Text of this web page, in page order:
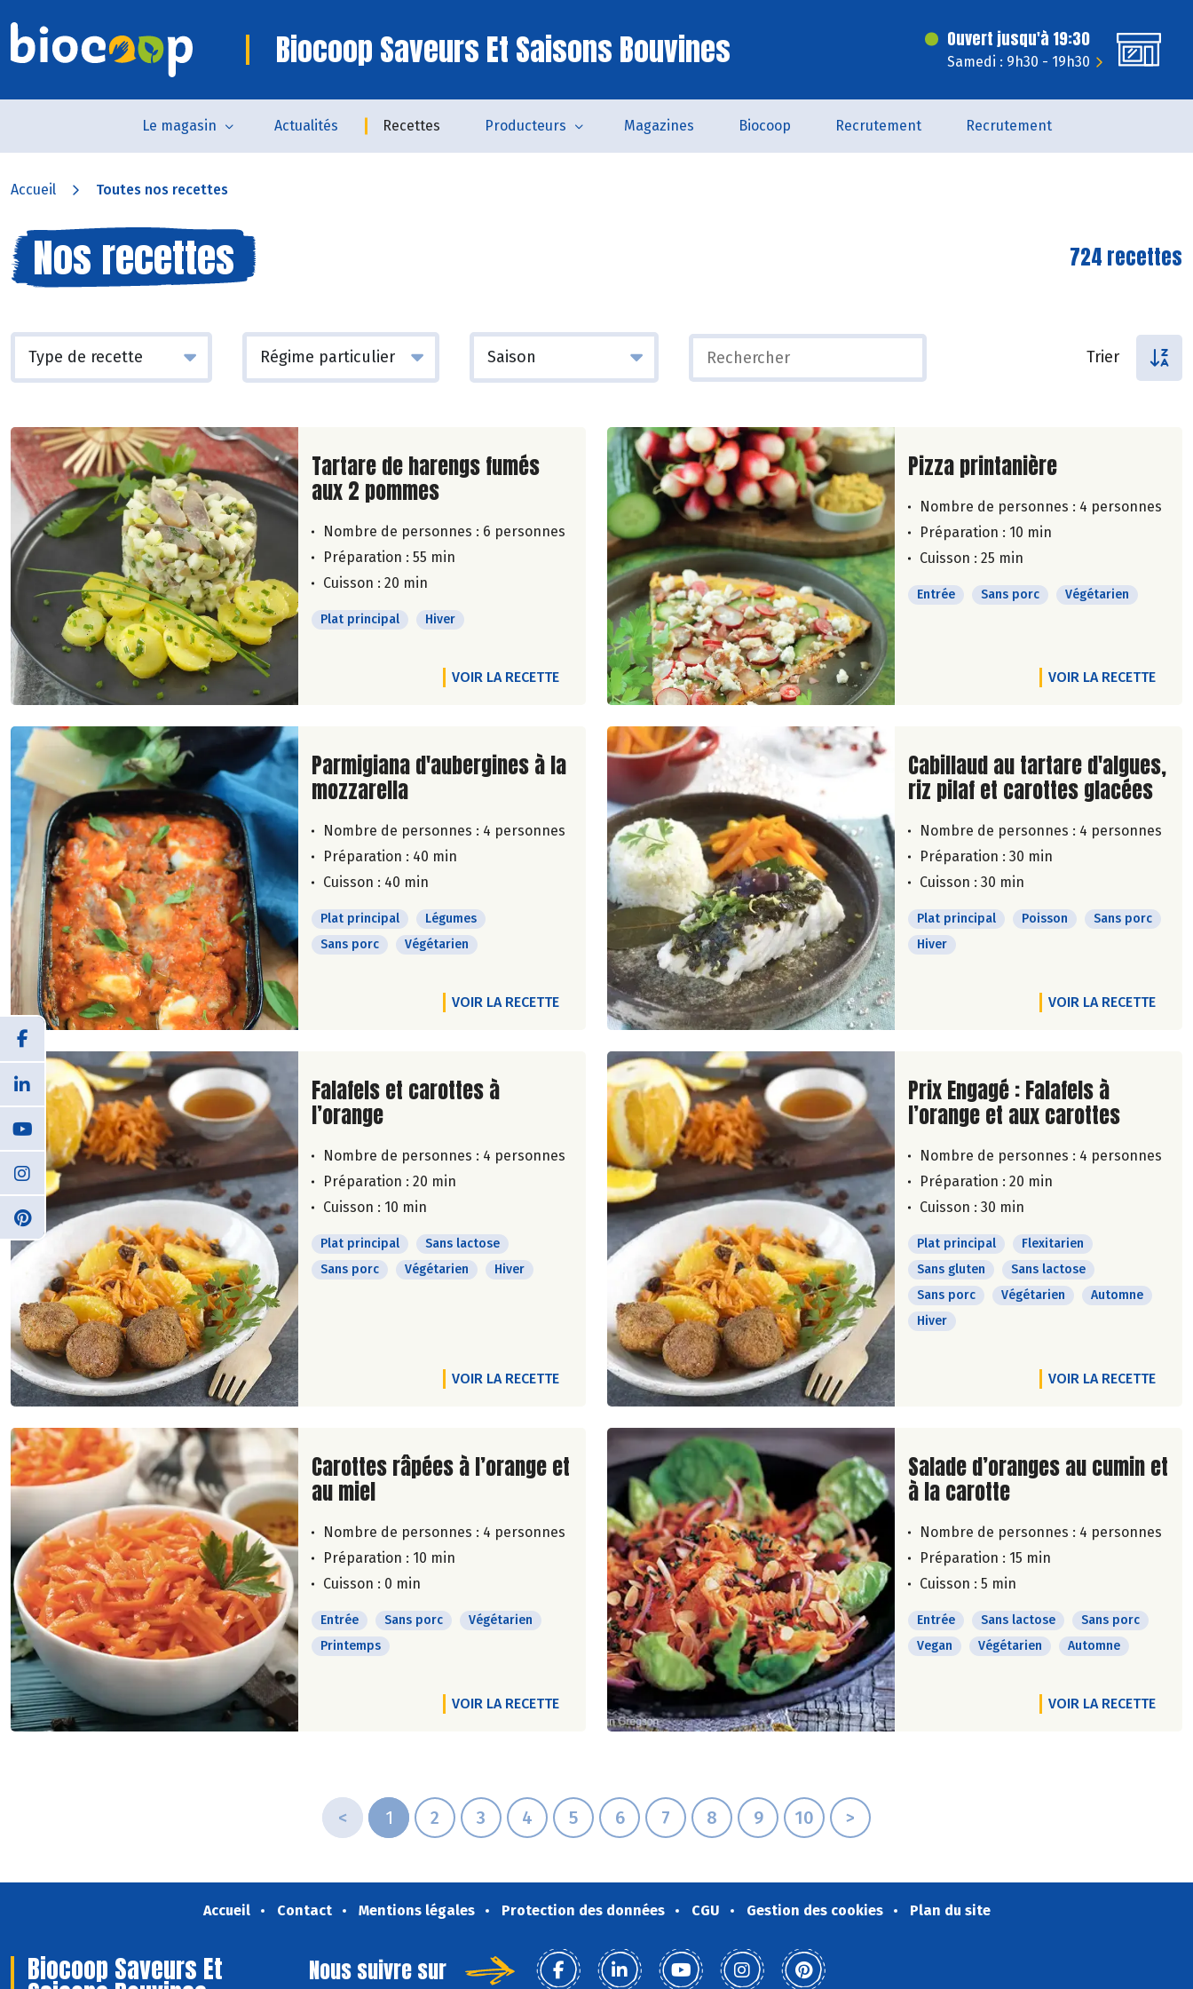
Biocoop Saveurs Et Saisons Bouvines Ouvert jusqu'à 19:30
Samedi : 9h30 - 19h30
Le magasin Actualités Recettes Producteurs Magazines Biocoop Recrutement Recrutement
Accueil Toutes nos recettes
Nos recettes 724 recettes
Trier
Lire la suite de la recette
Tartare de harengs fumés
aux 2 pommes
Nombre de personnes : 6 personnes
Préparation : 55 min
Cuisson : 20 min
Plat principal Hiver
VOIR LA RECETTE
Lire la suite de la recette
Pizza printanière
Nombre de personnes : 4 personnes
Préparation : 10 min
Cuisson : 25 min
Entrée Sans porc Végétarien
VOIR LA RECETTE
Lire la suite de la recette
Parmigiana d'aubergines à la
mozzarella
Nombre de personnes : 4 personnes
Préparation : 40 min
Cuisson : 40 min
Plat principal
Légumes
Sans porc
Végétarien
VOIR LA RECETTE
Lire la suite de la recette
Cabillaud au tartare d'algues,
riz pilaf et carottes glacées
Nombre de personnes : 4 personnes
Préparation : 30 min
Cuisson : 30 min
Plat principal Poisson
Sans porc
Hiver
VOIR LA RECETTE
Lire la suite de la recette
Falafels et carottes à
l’orange
Nombre de personnes : 4 personnes
Préparation : 20 min
Cuisson : 10 min
Plat principal
Sans lactose
Sans porc
Végétarien Hiver
VOIR LA RECETTE
Lire la suite de la recette
Prix Engagé : Falafels à
l’orange et aux carottes
Nombre de personnes : 4 personnes
Préparation : 20 min
Cuisson : 30 min
Plat principal
Flexitarien
Sans gluten
Sans lactose
Sans porc
Végétarien
Automne
Hiver
VOIR LA RECETTE
Lire la suite de la recette
Carottes râpées à l’orange et
au miel
Nombre de personnes : 4 personnes
Préparation : 10 min
Cuisson : 0 min
Entrée Sans porc
Végétarien
Printemps
VOIR LA RECETTE
Lire la suite de la recette
Salade d’oranges au cumin et
à la carotte
Nombre de personnes : 4 personnes
Préparation : 15 min
Cuisson : 5 min
Entrée Sans lactose
Sans porc
Vegan
Végétarien Automne
VOIR LA RECETTE
< 1 2 3 4 5 6 7 8 9 10 >
Accueil Contact Mentions légales Protection des données CGU Gestion des cookies Plan du site
Biocoop Saveurs Et Nous suivre sur